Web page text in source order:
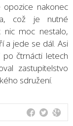
nakonec
což je nutné
moc nestalo,
a jede se dál. Asi
čtrnácti letech
zastupitelstvo
sdružení.